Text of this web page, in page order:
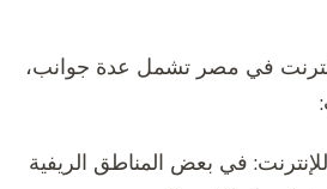
في مصر تشمل عدة جوانب،
للإنترنت: في بعض المناطق الريفية